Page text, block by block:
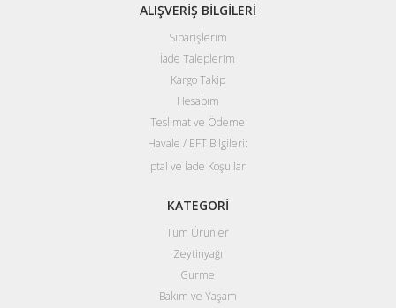
ALIŞVERİŞ BİLGİLERİ
Siparişlerim
İade Taleplerim
Kargo Takip
Hesabım
Teslimat ve Ödeme
Havale / EFT Bilgileri:
İptal ve İade Koşulları
KATEGORİ
Tüm Ürünler
Zeytinyağı
Gurme
Bakım ve Yaşam